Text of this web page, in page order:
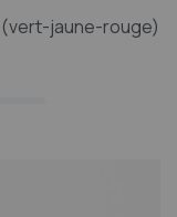
(vert-jaune-rouge)